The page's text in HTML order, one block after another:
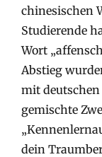
chinesischen
Studierende
Wort
Abstieg
mit
gemischte
dein